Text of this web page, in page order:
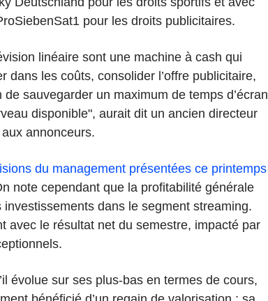
pour les droits publicitaires.
linéaire sont une machine à cash qui
dans les coûts, consolider l’offre publicitaire,
sauvegarder un maximum de temps d’écran
disponible", aurait dit un ancien directeur
annonceurs.
du management présentées ce printemps
note cependant que la profitabilité générale
dans le segment streaming.
avec le résultat net du semestre, impacté par
évolue sur ses plus-bas en termes de cours,